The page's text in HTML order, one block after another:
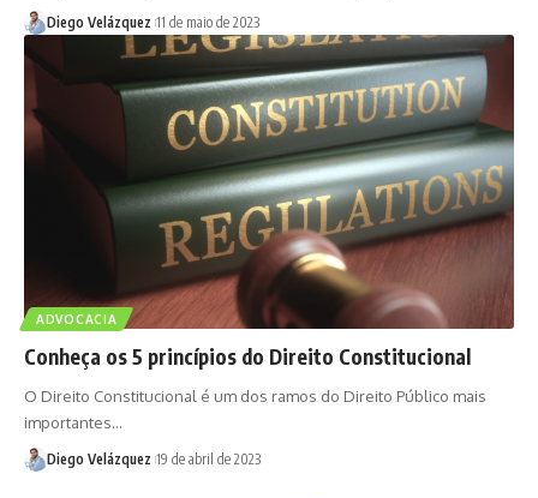
Diego Velázquez 11 de maio de 2023
ADVOCACIA
Conheça os 5 princípios do Direito Constitucional
O Direito Constitucional é um dos ramos do Direito Público mais
importantes…
Diego Velázquez 19 de abril de 2023